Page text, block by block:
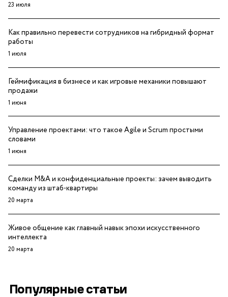
23 июля
Как правильно перевести сотрудников на гибридный формат
работы
1 июля
Геймификация в бизнесе и как игровые механики повышают
продажи
1 июня
Управление проектами: что такое Agile и Scrum простыми
словами
1 июня
Сделки M&A и конфиденциальные проекты: зачем выводить
команду из штаб-квартиры
20 марта
Живое общение как главный навык эпохи искусственного
интеллекта
20 марта
Популярные статьи